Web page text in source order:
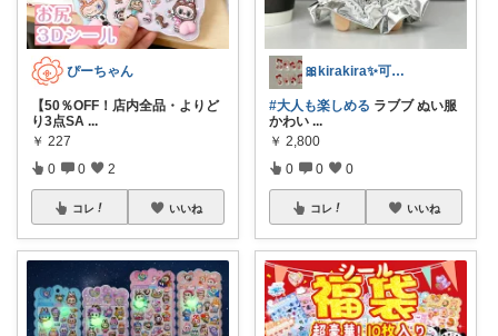
ぴーちゃん
【50％OFF！店内全品・よりど
り3点SA ...
￥ 227
0 0 2
コレ いいね
🎀kirakira✨可愛い大好き🎀
#大人も楽しめる ラブブ ぬい服
かわい ...
￥ 2,800
0 0 0
コレ いいね